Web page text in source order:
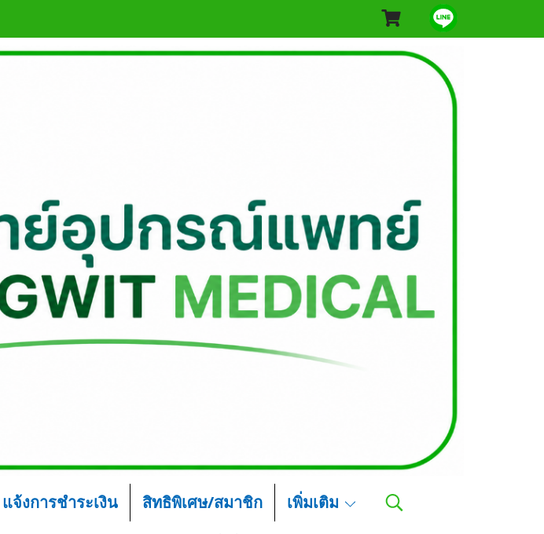
แจ้งการชำระเงิน สิทธิพิเศษ/สมาชิก เพิ่มเติม